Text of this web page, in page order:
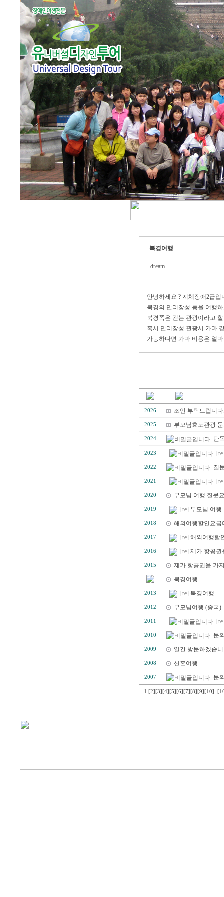
북경여행
dream
안녕하세요 ? 지체장애2급입
북경의 만리장성 등을 여행
북경쪽은 걷는 관광이라고
혹시 만리장성 관광시 가마
가능하다면 가마 비용은 얼
2026 조언 부탁드립니
2025 부모님효도관광
2024 단
2023
2022 질
2021
2020 부모님 여행 질문
2019 [re] 부모님 여행
2018 해외여행할인요금
2017 [re] 해외여행할
2016 [re] 제가 항공
2015
제가 항공권을 가
북경여행
2013 [re] 북경여행
2012 부모님여행 (중국)
2011
2010 문
2009 일간 방문하겠습
2008 신혼여행
2007 문
1 [2] [3] [4] [5] [6] [7] [8] [9] [10]